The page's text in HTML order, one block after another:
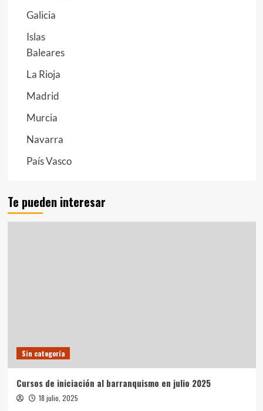
Galicia
Islas
Baleares
La Rioja
Madrid
Murcia
Navarra
País Vasco
Te pueden interesar
Sin categoría
Cursos de iniciación al barranquismo en julio 2025
18 julio, 2025